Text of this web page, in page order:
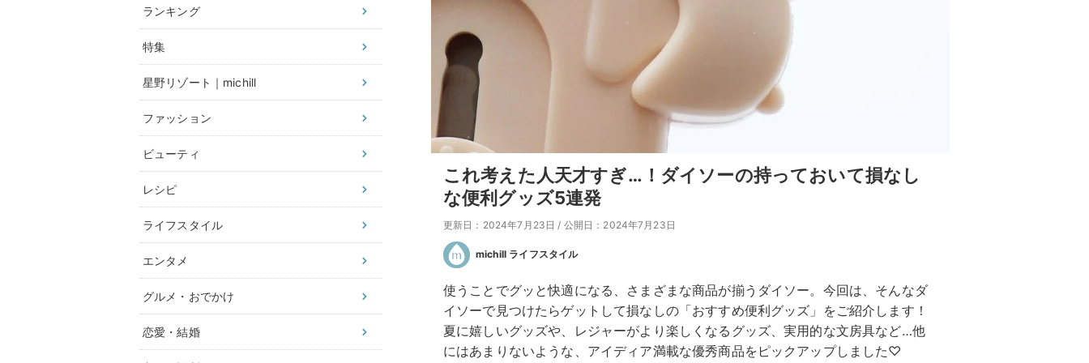
ランキング
特集
星野リゾート｜michill
ファッション
ビューティ
レシピ
ライフスタイル
エンタメ
グルメ・おでかけ
恋愛・結婚
これ考えた人天才すぎ…！ダイソーの持っておいて損なし
な便利グッズ5連発
更新日：2024年7月23日 / 公開日：2024年7月23日
michill ライフスタイル
使うことでグッと快適になる、さまざまな商品が揃うダイソー。今回は、そんなダ
イソーで見つけたらゲットして損なしの「おすすめ便利グッズ」をご紹介します！
夏に嬉しいグッズや、レジャーがより楽しくなるグッズ、実用的な文房具など…他
にはあまりないような、アイディア満載な優秀商品をピックアップしました♡